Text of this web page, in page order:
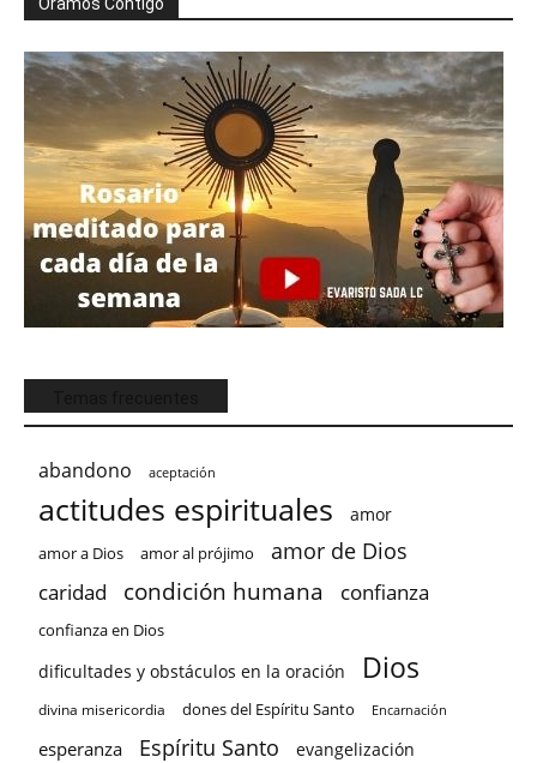
abandono aceptación
actitudes espirituales amor
amor a Dios amor al prójimo amor de Dios
caridad condición humana confianza
confianza en Dios
dificultades y obstáculos en la oración Dios
divina misericordia dones del Espíritu Santo Encarnación
esperanza Espíritu Santo evangelización